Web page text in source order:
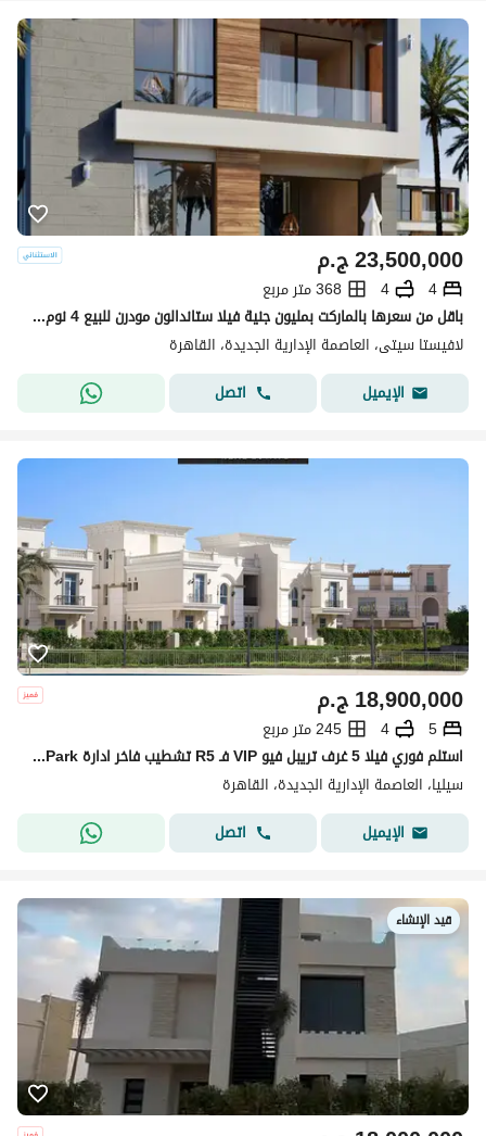
ج.م23,500,000
4
4
368 متر مربع
باقل من سعرها بالماركت بمليون جنية فيلا ستاندالون مودرن للبيع 4 نوم برايم لوكيشن 368م في كومبند لافيستا سيتي العاصمة الادارية الجديدة القاهرة الجديدة
لافيستا سيتى، العاصمة الإدارية الجديدة، القاهرة
الإيميل
اتصل
ج.م18,900,000
5
4
245 متر مربع
استلم فوري فيلا 5 غرف تريبل فيو VIP فـ R5 تشطيب فاخر ادارة Hyde Park بجوار lavista city & celia دقايق من Hyde Park New Cairo . Mivida . Mountain View
سيليا، العاصمة الإدارية الجديدة، القاهرة
الإيميل
اتصل
قيد الإنشاء